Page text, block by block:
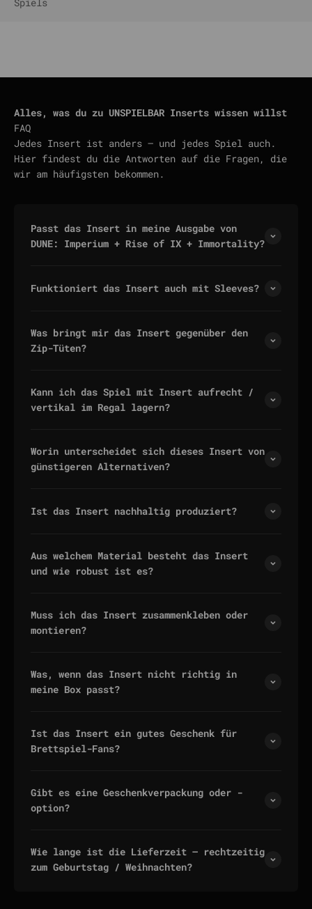
Alles, was du zu UNSPIELBAR Inserts wissen willst
FAQ
Jedes Insert ist anders — und jedes Spiel auch.
Hier findest du die Antworten auf die Fragen, die
wir am häufigsten bekommen.
Passt das Insert in meine Ausgabe von
DUNE: Imperium + Rise of IX + Immortality?
Funktioniert das Insert auch mit Sleeves?
Was bringt mir das Insert gegenüber den
Zip-Tüten?
Kann ich das Spiel mit Insert aufrecht /
vertikal im Regal lagern?
Worin unterscheidet sich dieses Insert von
günstigeren Alternativen?
Ist das Insert nachhaltig produziert?
Aus welchem Material besteht das Insert
und wie robust ist es?
Muss ich das Insert zusammenkleben oder
montieren?
Was, wenn das Insert nicht richtig in
meine Box passt?
Ist das Insert ein gutes Geschenk für
Brettspiel-Fans?
Gibt es eine Geschenkverpackung oder -
option?
Wie lange ist die Lieferzeit — rechtzeitig
zum Geburtstag / Weihnachten?